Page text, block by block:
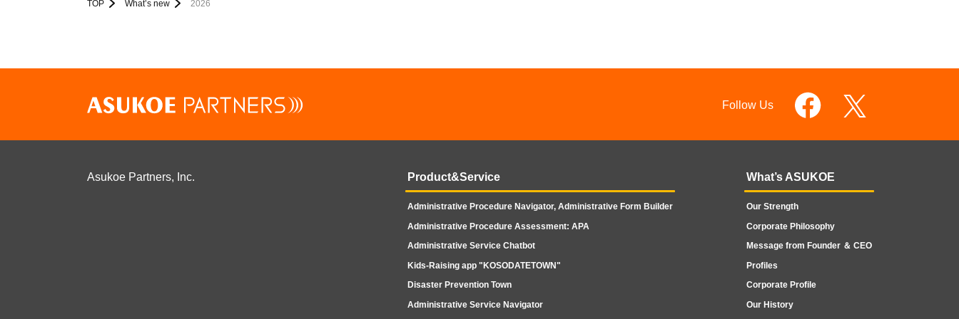
TOP What’s new 2026
Asukoe Partners, Inc. Product&Service
Administrative Procedure Navigator, Administrative Form Builder
Administrative Procedure Assessment: APA
Administrative Service Chatbot
Kids-Raising app "KOSODATETOWN"
Disaster Prevention Town
Administrative Service Navigator
What’s ASUKOE
Our Strength
Corporate Philosophy
Message from Founder ＆ CEO
Profiles
Corporate Profile
Our History
Follow Us